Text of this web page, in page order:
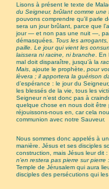
Lisons à présent le texte de
du Seigneur, brûlant comme une
pouvons comprendre qu’il parle
sera un jour brûlant, parce que
jour — et non pas une nuit —,
démasquées.
Tous les
paille. Le jour qui vient les
laissera ni racine, ni branche. En
mal doit disparaître, jusqu’à la
Mais, ajoute le prophète, pour
lèvera ; il apportera la guérison
d’espérance : le jour du
les blessés de la vie, tous les
Seigneur n’est donc pas à
quelque chose en nous doit être
réjouissons-nous en, car cela
communion avec notre Sauveur.
Nous sommes donc appelés à
manière. Jésus et ses disciples
construction, mais Jésus leur dit :
n’en restera pas pierre sur
Temple de Jérusalem qui aura
disciples des persécutions qui